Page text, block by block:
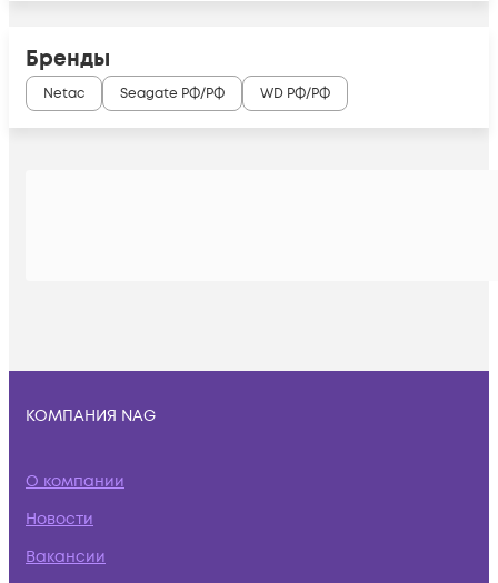
Бренды
Netac Seagate РФ/РФ WD РФ/РФ
КОМПАНИЯ NAG
О компании
Новости
Вакансии